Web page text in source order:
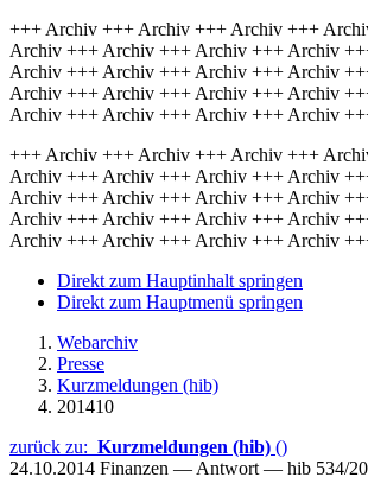
+++ Archiv +++ Archiv +++ Archiv +++
Archiv +++ Archiv +++ Archiv +++ Archiv
Archiv +++ Archiv +++ Archiv +++ Archiv
Archiv +++ Archiv +++ Archiv +++ Archiv
Archiv +++ Archiv +++ Archiv +++ Archiv
+++ Archiv +++ Archiv +++ Archiv +++
Archiv +++ Archiv +++ Archiv +++ Archiv
Archiv +++ Archiv +++ Archiv +++ Archiv
Archiv +++ Archiv +++ Archiv +++ Archiv
Archiv +++ Archiv +++ Archiv +++ Archiv
Direkt zum Hauptinhalt springen
Direkt zum Hauptmenü springen
Webarchiv
Presse
Kurzmeldungen (hib)
201410
zurück zu: Kurzmeldungen (hib) ()
24.10.2014 Finanzen — Antwort — hib 534/